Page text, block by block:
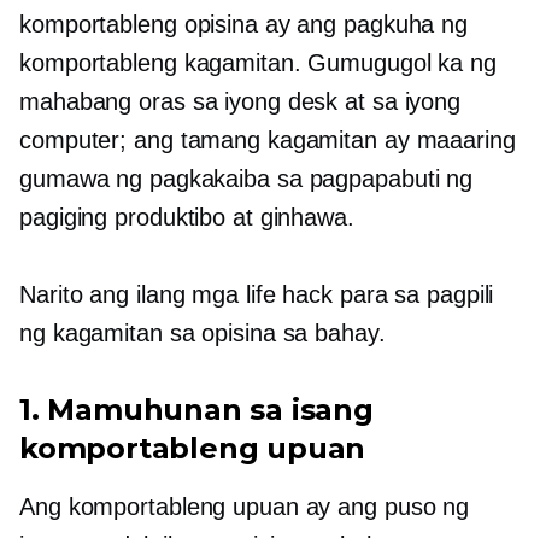
komportableng opisina ay ang pagkuha ng
komportableng kagamitan. Gumugugol ka ng
mahabang oras sa iyong desk at sa iyong
computer; ang tamang kagamitan ay maaaring
gumawa ng pagkakaiba sa pagpapabuti ng
pagiging produktibo at ginhawa.
Narito ang ilang mga life hack para sa pagpili
ng kagamitan sa opisina sa bahay.
1. Mamuhunan sa isang
komportableng upuan
Ang komportableng upuan ay ang puso ng